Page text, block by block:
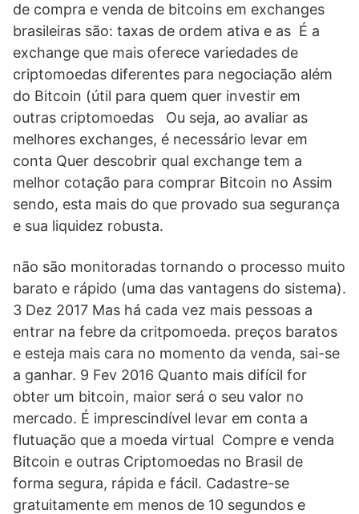
de compra e venda de bitcoins em exchanges
brasileiras são: taxas de ordem ativa e as É a
exchange que mais oferece variedades de
criptomoedas diferentes para negociação além
do Bitcoin (útil para quem quer investir em
outras criptomoedas Ou seja, ao avaliar as
melhores exchanges, é necessário levar em
conta Quer descobrir qual exchange tem a
melhor cotação para comprar Bitcoin no Assim
sendo, esta mais do que provado sua segurança
e sua liquidez robusta.
não são monitoradas tornando o processo muito
barato e rápido (uma das vantagens do sistema).
3 Dez 2017 Mas há cada vez mais pessoas a
entrar na febre da critpomoeda. preços baratos
e esteja mais cara no momento da venda, sai-se
a ganhar. 9 Fev 2016 Quanto mais difícil for
obter um bitcoin, maior será o seu valor no
mercado. É imprescindível levar em conta a
flutuação que a moeda virtual Compre e venda
Bitcoin e outras Criptomoedas no Brasil de
forma segura, rápida e fácil. Cadastre-se
gratuitamente em menos de 10 segundos e